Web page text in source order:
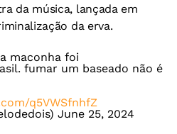
da música, lançada em
da erva.
maconha foi
fumar um baseado não é
q5VWSfnhfZ
June 25, 2024